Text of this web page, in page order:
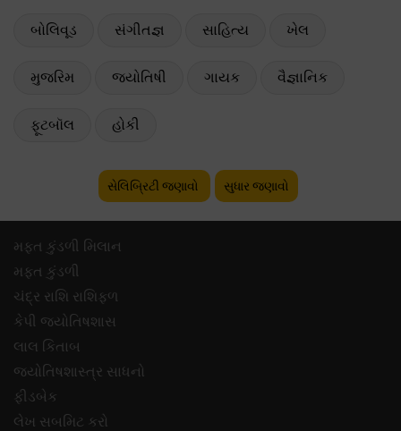
બોલિવૂડ સંગીતજ્ઞ સાહિત્ય ખેલ
મુજરિમ જ્યોતિષી ગાયક વૈજ્ઞાનિક
ફૂટબૉલ હોકી
સેલિબ્રિટી જણાવો સુધાર જણાવો
મફ્ત કુંડળી મિલાન
મફ્ત કુંડળી
ચંદ્ર રાશિ રાશિફળ
કેપી જ્યોતિષશાસ
લાલ કિતાબ
જ્યોતિષશાસ્ત્ર સાધનો
ફીડબેક
લેખ સબમિટ કરો